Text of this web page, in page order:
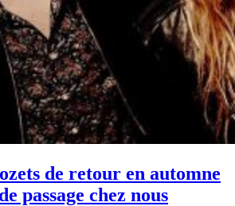
de retour en automne
passage chez nous